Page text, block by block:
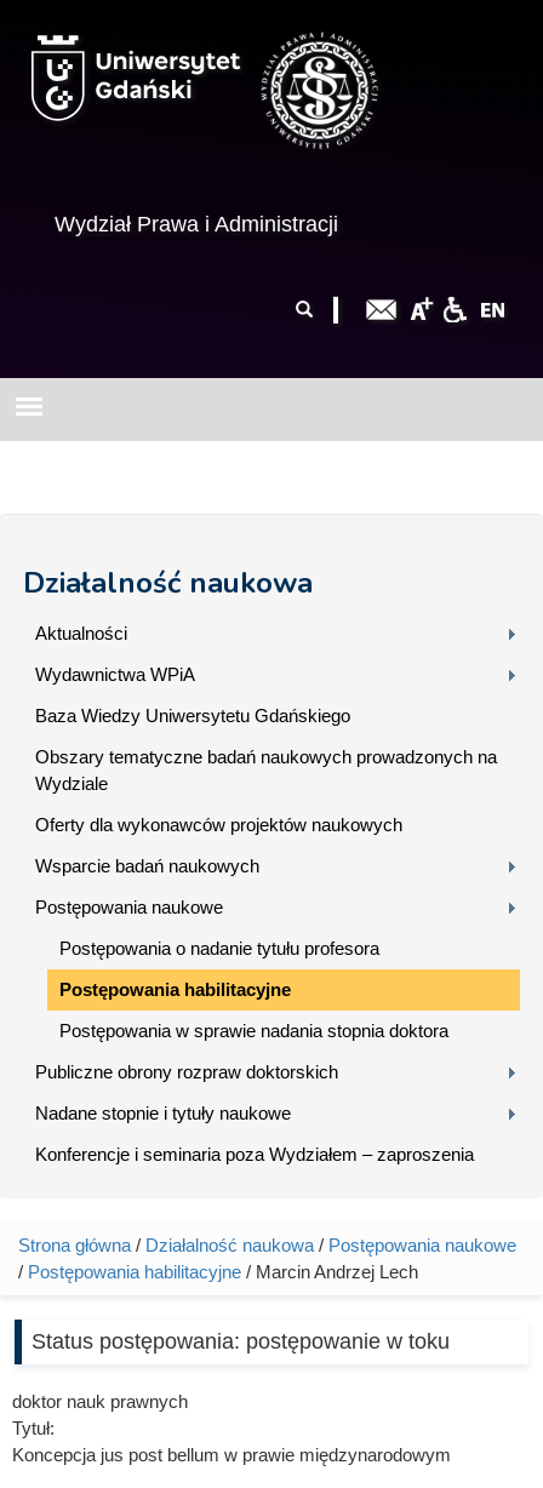
Wydział Prawa i Administracji
wyszukiwania
Działalność naukowa
Aktualności
Wydawnictwa WPiA
Baza Wiedzy Uniwersytetu Gdańskiego
Obszary tematyczne badań naukowych prowadzonych na
Wydziale
Oferty dla wykonawców projektów naukowych
Wsparcie badań naukowych
Postępowania naukowe
Postępowania o nadanie tytułu profesora
Postępowania habilitacyjne
Postępowania w sprawie nadania stopnia doktora
Publiczne obrony rozpraw doktorskich
Nadane stopnie i tytuły naukowe
Konferencje i seminaria poza Wydziałem – zaproszenia
Jesteś tutaj
Strona główna / Działalność naukowa / Postępowania naukowe
/ Postępowania habilitacyjne / Marcin Andrzej Lech
Status postępowania: postępowanie w toku
doktor nauk prawnych
Tytuł:
Koncepcja jus post bellum w prawie międzynarodowym